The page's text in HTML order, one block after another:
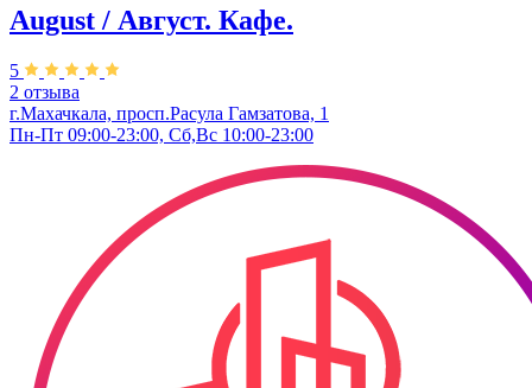
August / Август. Кафе.
5
2 отзыва
г.Махачкала, просп.Расула Гамзатова, 1
Пн-Пт 09:00-23:00, Сб,Вс 10:00-23:00